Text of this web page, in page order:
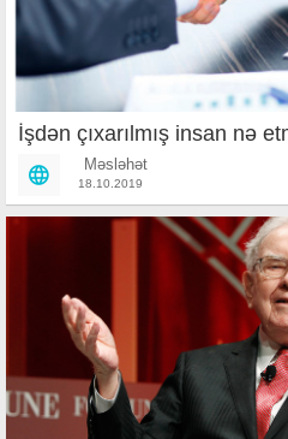
İşdən çıxarılmış insan nə
Məsləhət
18.10.2019